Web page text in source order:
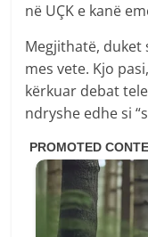
në UÇK e kanë
Megjithatë, duket
mes vete. Kjo
kërkuar debat
ndryshe edhe si